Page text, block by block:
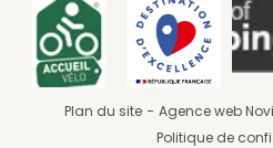
Plan du site Agence web
Politique de